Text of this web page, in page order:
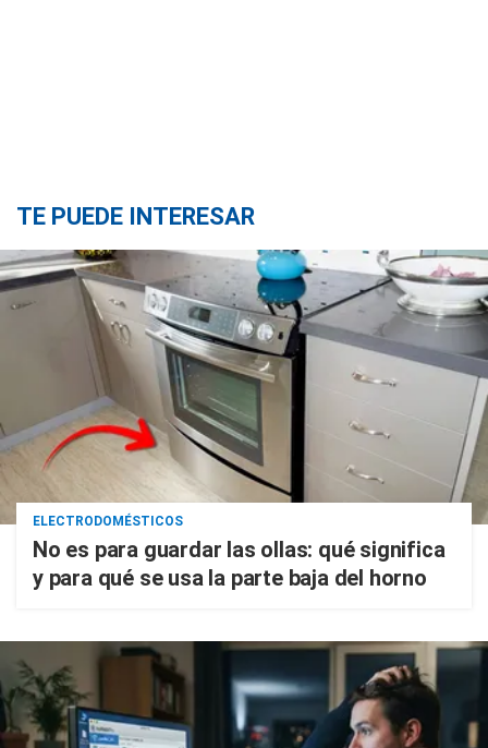
TE PUEDE INTERESAR
ELECTRODOMÉSTICOS
No es para guardar las ollas: qué significa
y para qué se usa la parte baja del horno